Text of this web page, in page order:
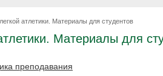
атлетики. Материалы для студентов
Материалы для
преподавания